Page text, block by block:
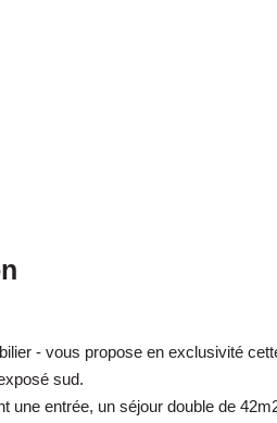
- vous propose en exclusivité
sud.
une entrée, un séjour double de